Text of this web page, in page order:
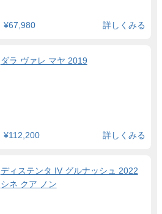
¥67,980 詳しくみる
ダラ ヴァレ マヤ 2019
¥112,200 詳しくみる
ディステンタ IV グルナッシュ 2022
シネ クア ノン